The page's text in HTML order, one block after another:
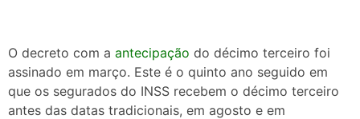
O decreto com a antecipação do décimo terceiro foi
assinado em março. Este é o quinto ano seguido em
que os segurados do INSS recebem o décimo terceiro
antes das datas tradicionais, em agosto e em